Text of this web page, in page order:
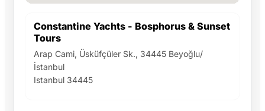
Constantine Yachts - Bosphorus & Sunset
Tours
Arap Cami, Üsküfçüler Sk., 34445 Beyoğlu/
İstanbul
Istanbul 34445